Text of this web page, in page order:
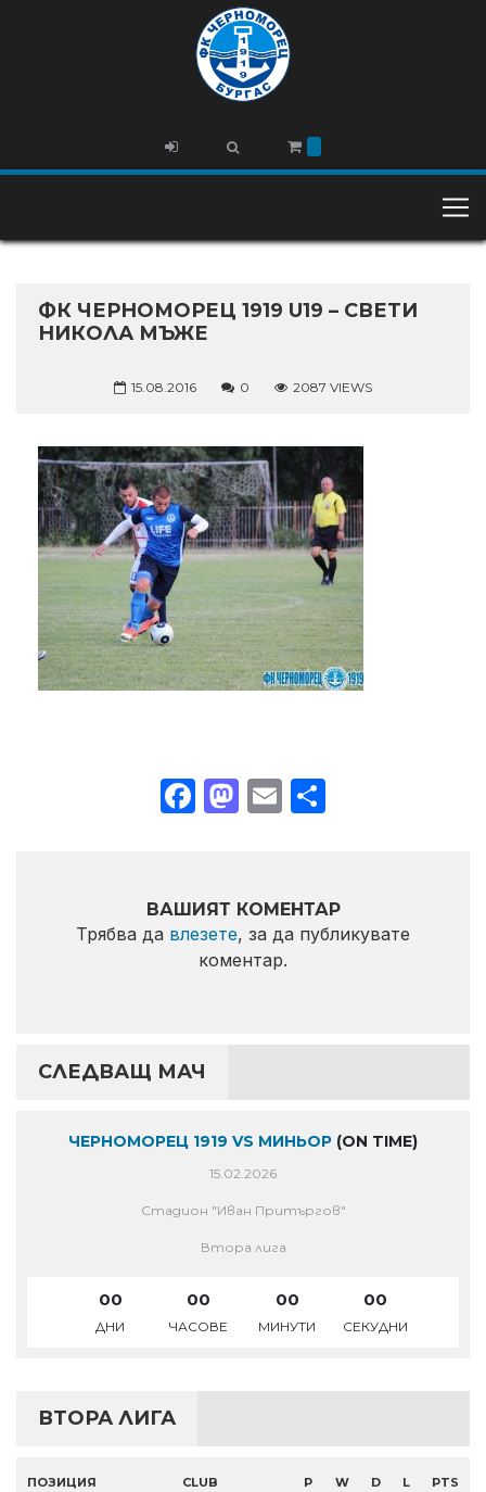
ФК ЧЕРНОМОРЕЦ 1919 U19 – СВЕТИ
НИКОЛА МЪЖЕ
15.08.2016 0 2087 VIEWS
Facebook
Mastodon
Email
ВАШИЯТ КОМЕНТАР
Трябва да влезете, за да публикувате
коментар.
СЛЕДВАЩ МАЧ
ЧЕРНОМОРЕЦ 1919 VS МИНЬОР (ON TIME)
15.02.2026
Стадион "Иван Притъргов"
Втора лига
00
ДНИ
00
ЧАСОВЕ
00
МИНУТИ
00
СЕКУДНИ
ВТОРА ЛИГА
ПОЗИЦИЯ CLUB P W D L PTS